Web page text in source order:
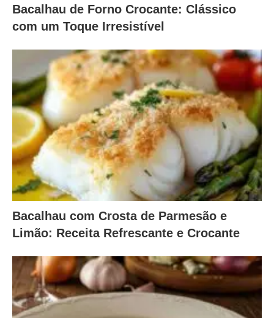
Bacalhau de Forno Crocante: Clássico
com um Toque Irresistível
Bacalhau com Crosta de Parmesão e
Limão: Receita Refrescante e Crocante